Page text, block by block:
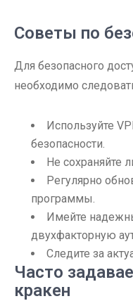
Советы по
Для безопасного
необходимо
Используйте
безопасности.
Не сохраняйте
Регулярно
программы.
Имейте
двухфакторную
Следите за
Часто
кракен